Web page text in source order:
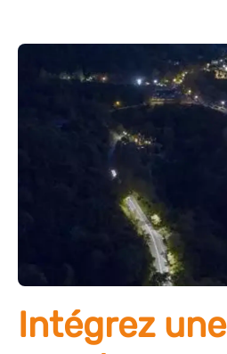
Intégrez une